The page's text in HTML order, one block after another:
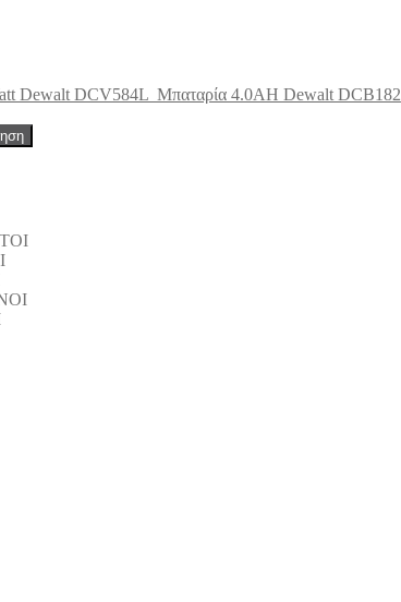
Dewalt DCV584L Μπαταρία 4.0AH Dewalt DCB182